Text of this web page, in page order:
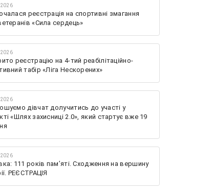
реєстрація на спортивні змагання
«Сила сердець»
реєстрацію на 4-тий реабілітаційно-
табір «Ліга Нескорених»
дівчат долучитись до участі у
«Шлях захисниці 2.0», який стартує вже 19
111 років пам’яті. Сходження на вершину
РЕЄСТРАЦІЯ